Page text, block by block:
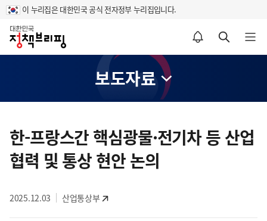
이 누리집은 대한민국 공식 전자정부 누리집입니다.
홈
알림설정 바로가기 검색 바로가기 메뉴 열기
보도자료
텐
츠
영
한-프랑스간 핵심광물·전기차 등 산업
협력 및 통상 현안 논의
2025.12.03 산업통상부